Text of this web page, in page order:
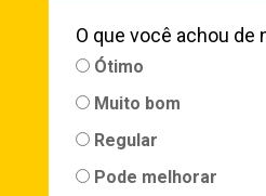
O que você achou de
Ótimo
Muito bom
Regular
Pode melhorar